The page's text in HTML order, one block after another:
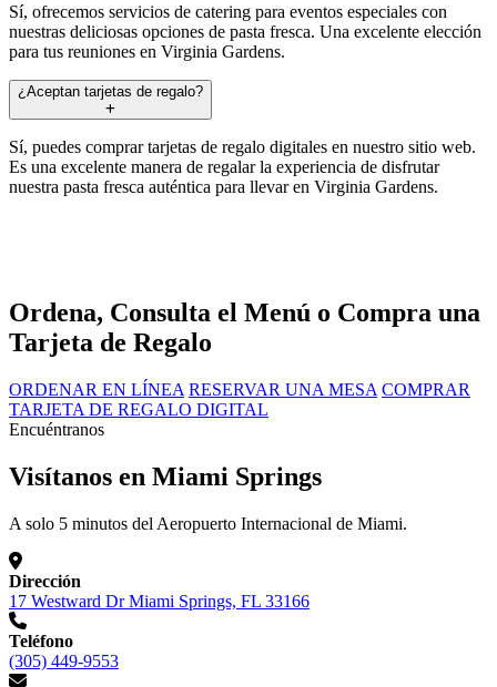
Sí, ofrecemos servicios de catering para eventos especiales con
nuestras deliciosas opciones de pasta fresca. Una excelente elección
para tus reuniones en Virginia Gardens.
¿Aceptan tarjetas de regalo?
Sí, puedes comprar tarjetas de regalo digitales en nuestro sitio web.
Es una excelente manera de regalar la experiencia de disfrutar
nuestra pasta fresca auténtica para llevar en Virginia Gardens.
Ordena, Consulta el Menú o Compra una
Tarjeta de Regalo
ORDENAR EN LÍNEA RESERVAR UNA MESA COMPRAR
TARJETA DE REGALO DIGITAL
Encuéntranos
Visítanos en Miami Springs
A solo 5 minutos del Aeropuerto Internacional de Miami.
Dirección
17 Westward Dr Miami Springs, FL 33166
Teléfono
(305) 449-9553